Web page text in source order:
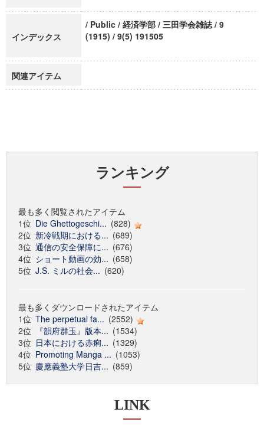
インデックス
/ Public / 経済学部 / 三田学会雑誌 / 9
(1915) / 9(5) 191505
関連アイテム
ランキング
最も多く閲覧されたアイテム
1位 Die Ghettogeschi... (828)
2位 新冷戦期における... (689)
3位 通信の安全保障に... (676)
4位 ショート動画の効... (658)
5位 J.S. ミルの社会... (620)
最も多くダウンロードされたアイテム
1位 The perpetual fa... (2552)
2位
『韻府群玉』版本... (1534)
3位 日本における赤痢... (1329)
4位 Promoting Manga ... (1053)
5位 慶應義塾大学日吉... (859)
LINK